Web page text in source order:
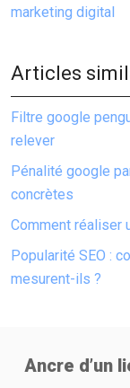
marketing digital
Articles
Filtre google
relever
Pénalité google
concrètes
Comment réaliser
Popularité SEO :
mesurent-ils ?
Ancre d’un